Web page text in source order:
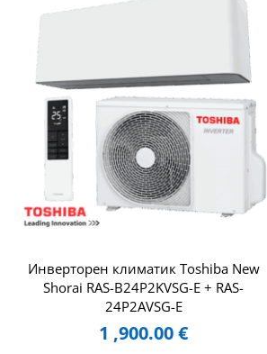
Инверторен климатик Toshiba New
Shorai RAS-B24P2KVSG-E + RAS-
24P2AVSG-E
1 ,900.00€